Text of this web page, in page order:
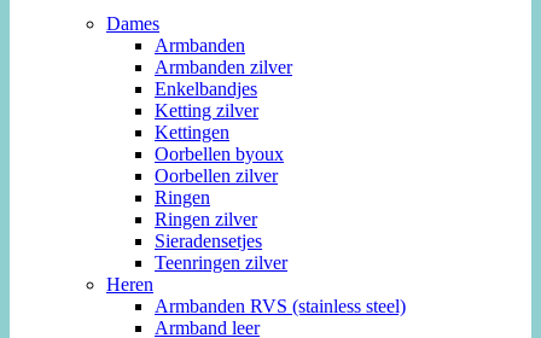
Dames
Armbanden
Armbanden zilver
Enkelbandjes
Ketting zilver
Kettingen
Oorbellen byoux
Oorbellen zilver
Ringen
Ringen zilver
Sieradensetjes
Teenringen zilver
Heren
Armbanden RVS (stainless steel)
Armband leer